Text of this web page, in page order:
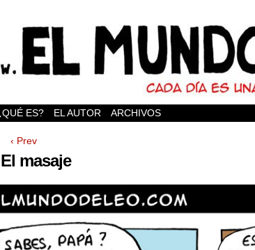
ES? EL AUTOR ARCHIVOS
‹ Prev
masaje